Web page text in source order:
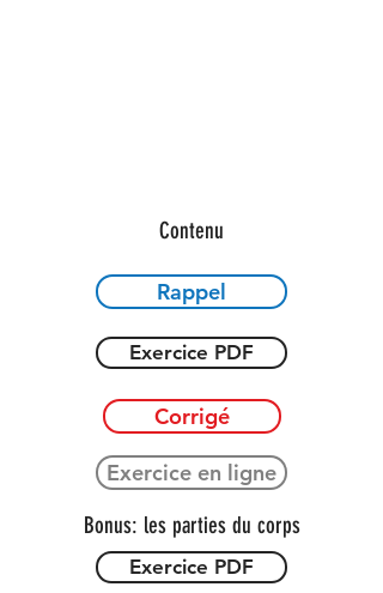
Contenu
Rappel
Exercice PDF
Corrigé
Exercice en ligne
Bonus: les parties du corps
Exercice PDF